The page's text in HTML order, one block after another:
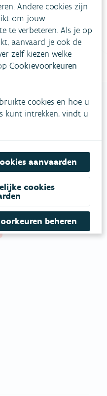
Vul ons
maken?
met partners in op
en klimaatbeleid.
Andere cookies zijn
om jouw
te verbeteren. Als je op
aanvaard je ook de
zelf kiezen welke
Cookievoorkeuren
cookies en hoe u
kunt intrekken, vindt u
aanvaarden
cookies
beheren